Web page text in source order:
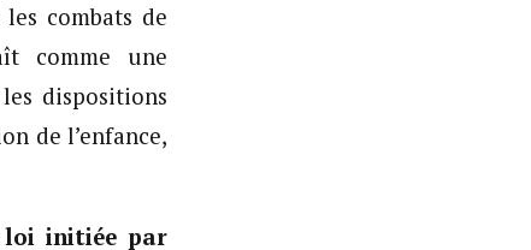
combats de
comme une
dispositions
de l’enfance,
loi initiée par